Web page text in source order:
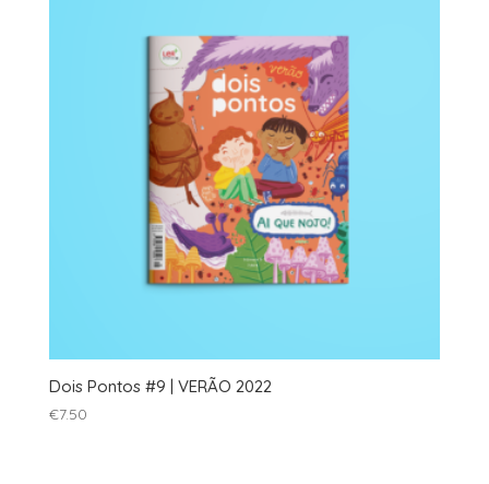
Dois Pontos #9 | VERÃO 2022
€7.50